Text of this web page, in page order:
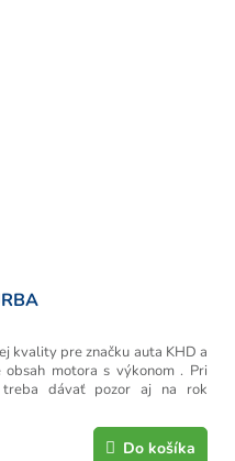
Do košíka
kvality pre značku auta KHD a
motora s výkonom . Pri
treba dávať pozor aj na rok